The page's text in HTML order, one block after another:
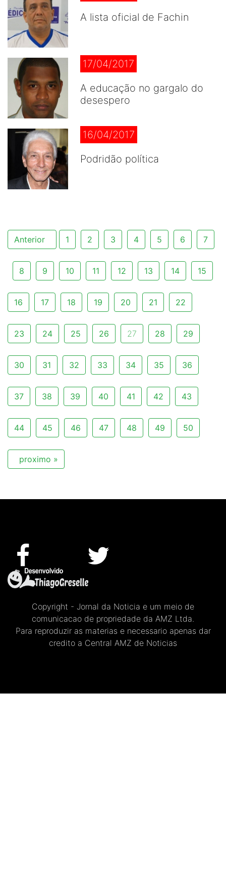
A lista oficial de Fachin
17/04/2017
A educação no gargalo do
desespero
16/04/2017
Podridão política
Anterior 1 2 3 4 5 6 7
8 9 10 11 12 13 14 15
16 17 18 19 20 21 22
23 24 25 26 27 28 29
30 31 32 33 34 35 36
37 38 39 40 41 42 43
44 45 46 47 48 49 50
proximo »
Copyright - Jornal da Noticia e um meio de
comunicacao de propriedade da AMZ Ltda.
Para reproduzir as materias e necessario apenas dar
credito a Central AMZ de Noticias